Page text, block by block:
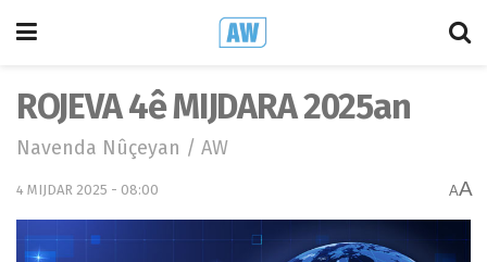
ROJEVA 4ê MIJDARA 2025an
Navenda Nûçeyan / AW
4 MIJDAR 2025 - 08:00 AA